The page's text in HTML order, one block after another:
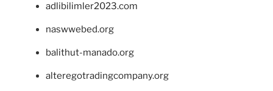
adlibilimler2023.com
naswwebed.org
balithut-manado.org
alteregotradingcompany.org